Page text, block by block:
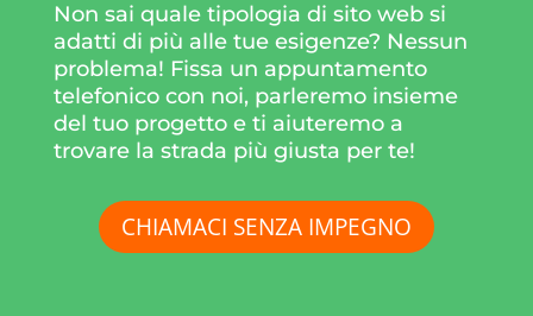
Non sai quale tipologia di sito web si
adatti di più alle tue esigenze? Nessun
problema! Fissa un appuntamento
telefonico con noi, parleremo insieme
del tuo progetto e ti aiuteremo a
trovare la strada più giusta per te!
CHIAMACI SENZA IMPEGNO